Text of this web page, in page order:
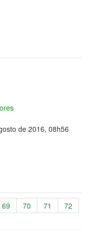
de 2016, 08h56
69 70 71
72